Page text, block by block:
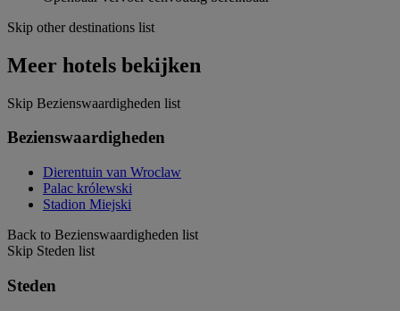
Skip other destinations list
Meer hotels bekijken
Skip Bezienswaardigheden list
Bezienswaardigheden
Dierentuin van Wroclaw
Palac królewski
Stadion Miejski
Back to Bezienswaardigheden list
Skip Steden list
Steden